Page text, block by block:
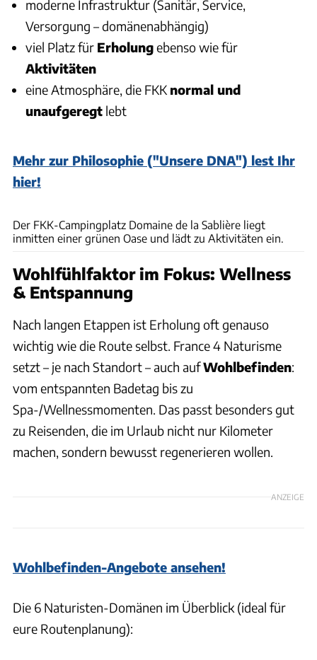
moderne Infrastruktur (Sanitär, Service,
Versorgung – domänenabhängig)
viel Platz für Erholungebenso wie für
Aktivitäten
eine Atmosphäre, die FKK normal und
unaufgeregt lebt
Mehr zur Philosophie ("Unsere DNA") lest Ihr
hier!
Der FKK-Campingplatz Domaine de la Sablière liegt
inmitten einer grünen Oase und lädt zu Aktivitäten ein.
Wohlfühlfaktor im Fokus: Wellness
& Entspannung
Nach langen Etappen ist Erholung oft genauso
wichtig wie die Route selbst. France 4 Naturisme
setzt – je nach Standort – auch aufWohlbefinden:
vom entspannten Badetag bis zu
Spa-/Wellnessmomenten. Das passt besonders gut
zu Reisenden, die im Urlaub nicht nur Kilometer
machen, sondern bewusst regenerieren wollen.
ANZEIGE
Wohlbefinden-Angebote ansehen!
Die 6 Naturisten-Domänen im Überblick (ideal für
eure Routenplanung):